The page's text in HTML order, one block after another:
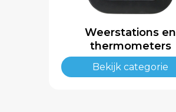
Weerstations en
thermometers
Bekijk categorie